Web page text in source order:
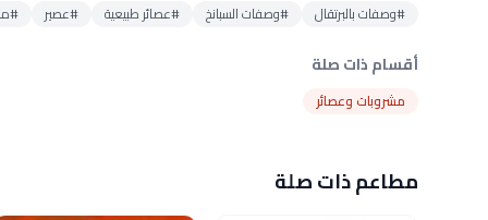
#وصفات بالبرتقال #وصفات السبانخ #عصائر طبيعية #عصير
أقسام ذات صلة
مشروبات وعصائر
مطاعم ذات صلة